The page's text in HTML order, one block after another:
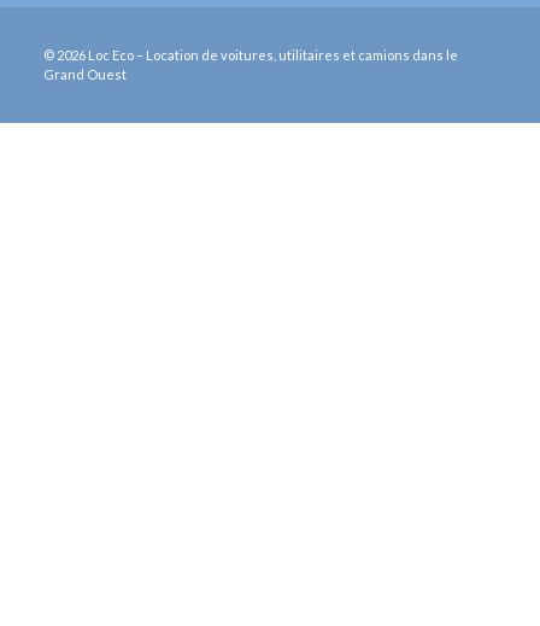
© 2026 Loc Eco – Location de voitures, utilitaires et camions dans le
Grand Ouest